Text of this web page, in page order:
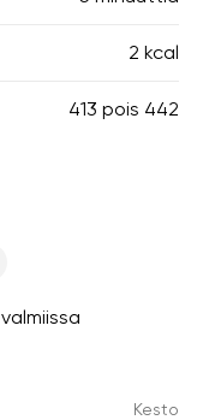
2 kcal
413 pois 442
valmiissa
Kesto